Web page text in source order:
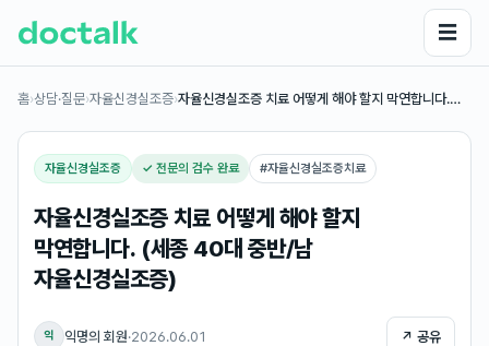
☰
홈›상담·질문›자율신경실조증›자율신경실조증 치료 어떻게 해야 할지 막연합니다.…
자율신경실조증 ✓ 전문의 검수 완료 #자율신경실조증치료
자율신경실조증 치료 어떻게 해야 할지
막연합니다. (세종 40대 중반/남
자율신경실조증)
익 익명의 회원·2026.06.01 ↗ 공유